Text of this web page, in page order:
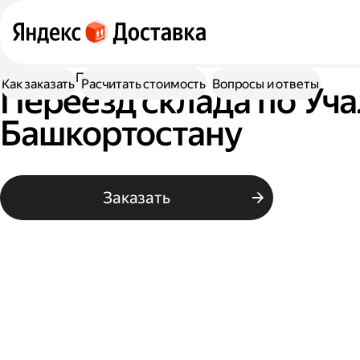
Доставка Переезд склада
Переезд склада по
Башкортостану
Заказать
Как заказать Расчитать стоимость Вопросы и ответы